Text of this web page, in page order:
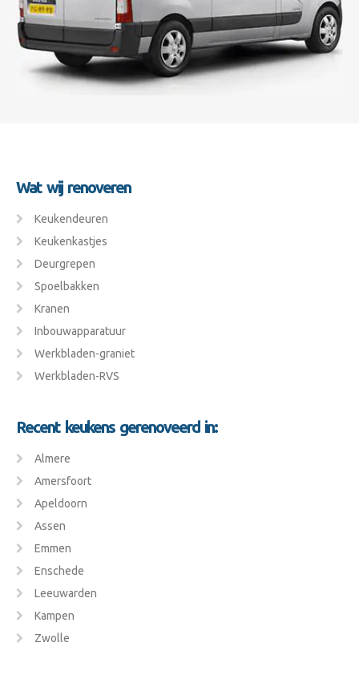
Wat wij renoveren
Keukendeuren
Keukenkastjes
Deurgrepen
Spoelbakken
Kranen
Inbouwapparatuur
Werkbladen-graniet
Werkbladen-RVS
Recent keukens gerenoveerd in:
Almere
Amersfoort
Apeldoorn
Assen
Emmen
Enschede
Leeuwarden
Kampen
Zwolle